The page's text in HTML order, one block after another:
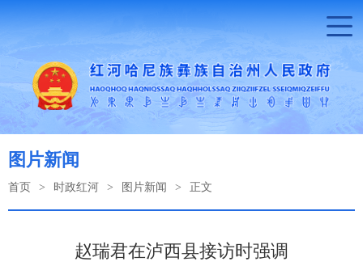
图片新闻
首页 > 时政红河 > 图片新闻 > 正文
赵瑞君在泸西县接访时强调